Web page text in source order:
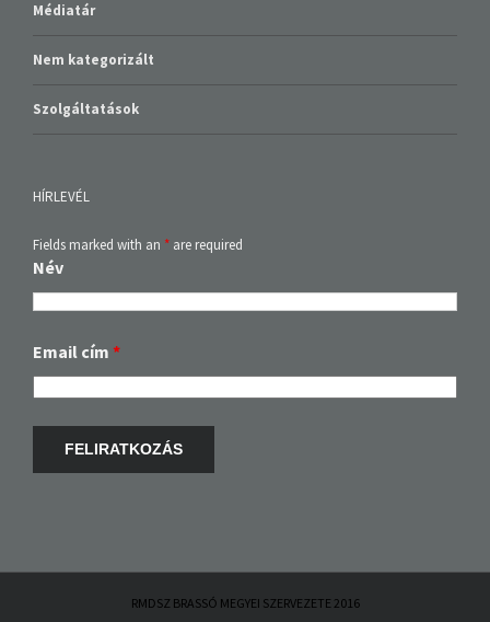
Médiatár
Nem kategorizált
Szolgáltatások
HÍRLEVÉL
Fields marked with an * are required
Név
Email cím *
RMDSZ BRASSÓ MEGYEI SZERVEZETE 2016